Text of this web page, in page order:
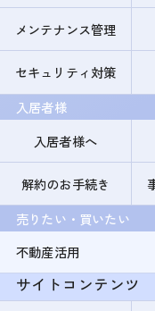
メンテナンス管理
セキュリティ対策
入居者様
入居者様へ
解約のお手続き
売りたい・買いたい
不動産活用
サイトコンテンツ